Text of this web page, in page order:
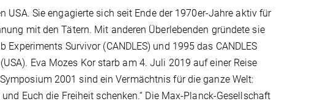
Sie engagierte sich seit Ende der 1970er-Jahre aktiv für
mit den Tätern. Mit anderen Überlebenden gründete sie
Survivor (CANDLES) und 1995 das CANDLES
Eva Mozes Kor starb am 4. Juli 2019 auf einer Reise
2001 sind ein Vermächtnis für die ganze Welt:
Euch die Freiheit schenken.“ Die Max-Planck-Gesellschaft